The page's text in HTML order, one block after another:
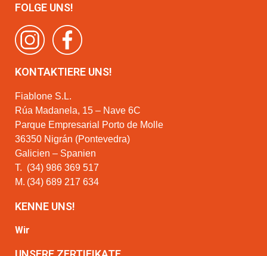
FOLGE UNS!
KONTAKTIERE UNS!
Fiablone S.L.
Rúa Madanela, 15 – Nave 6C
Parque Empresarial Porto de Molle
36350 Nigrán (Pontevedra)
Galicien – Spanien
T. (34) 986 369 517
M. (34) 689 217 634
KENNE UNS!
Wir